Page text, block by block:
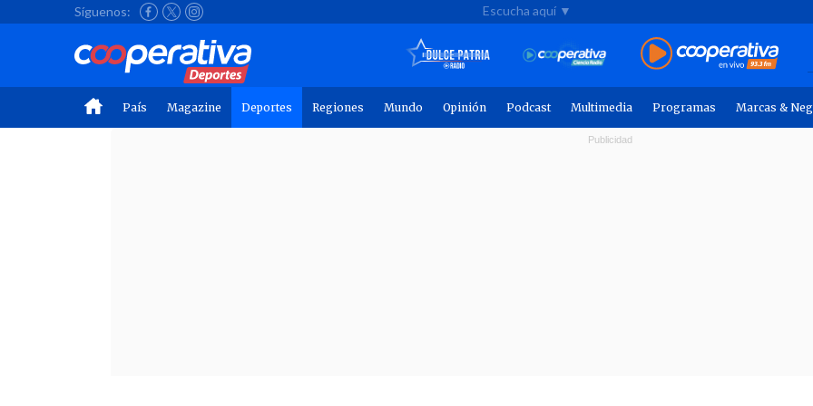
Síguenos: Escucha aquí ▼
País Magazine Deportes Regiones Mundo Opinión Podcast Multimedia Programas Marcas &